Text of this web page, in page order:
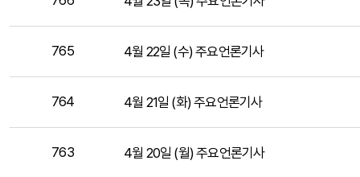
765 4월 22일 (수) 주요언론기사
764 4월 21일 (화) 주요언론기사
763 4월 20일 (월) 주요언론기사